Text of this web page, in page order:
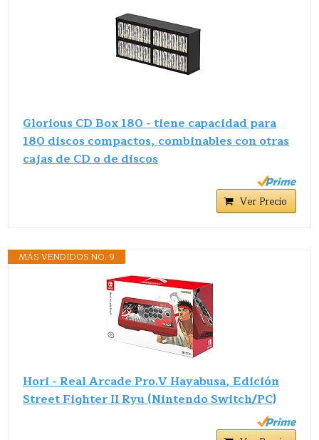
Glorious CD Box 180 - tiene capacidad para
180 discos compactos, combinables con otras
cajas de CD o de discos
Ver Precio
MÁS VENDIDOS NO. 9
Hori - Real Arcade Pro.V Hayabusa, Edición
Street Fighter II Ryu (Nintendo Switch/PC)